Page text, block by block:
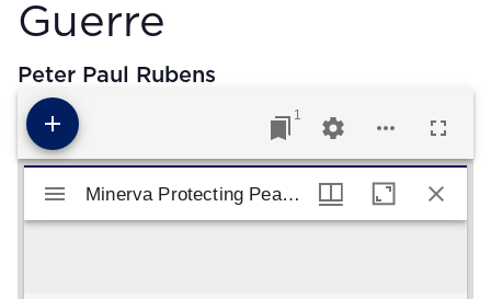
Guerre
Peter Paul Rubens
1
Visualiseur Mirador
Minerva Protecting Peace Against War Minerva Protecting Peace Against War